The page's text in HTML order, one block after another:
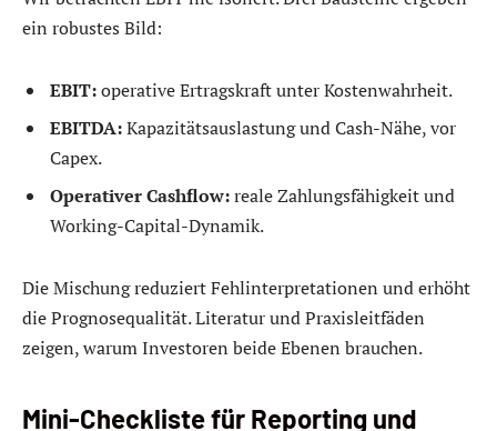
ein robustes Bild:
EBIT:operative Ertragskraft unter Kostenwahrheit.
EBITDA:Kapazitätsauslastung und Cash-Nähe, vor
Capex.
Operativer Cashflow:reale Zahlungsfähigkeit und
Working-Capital-Dynamik.
Die Mischung reduziert Fehlinterpretationen und erhöht
die Prognosequalität. Literatur und Praxisleitfäden
zeigen, warum Investoren beide Ebenen brauchen.
Mini-Checkliste für Reporting und